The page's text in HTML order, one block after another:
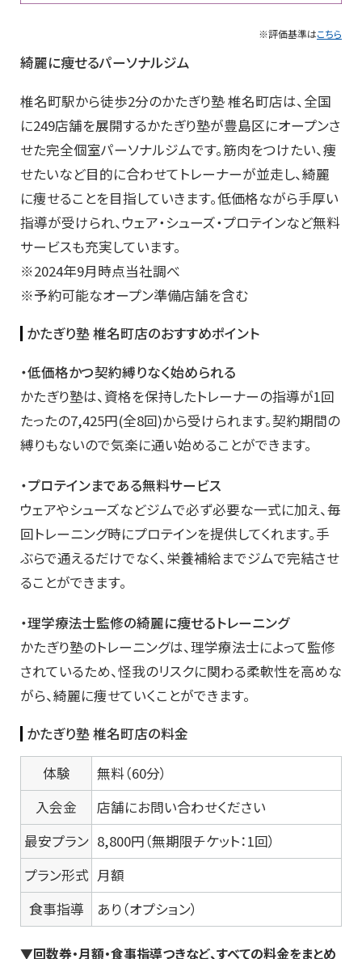
※評価基準はこちら
綺麗に痩せるパーソナルジム
椎名町駅から徒歩2分のかたぎり塾 椎名町店は、全国
に249店舗を展開するかたぎり塾が豊島区にオープンさ
せた完全個室パーソナルジムです。筋肉をつけたい、痩
せたいなど目的に合わせてトレーナーが並走し、綺麗
に痩せることを目指していきます。低価格ながら手厚い
指導が受けられ、ウェア・シューズ・プロテインなど無料
サービスも充実しています。
※2024年9月時点当社調べ
※予約可能なオープン準備店舗を含む
かたぎり塾 椎名町店のおすすめポイント
・低価格かつ契約縛りなく始められる
かたぎり塾は、資格を保持したトレーナーの指導が1回
たったの7,425円(全8回)から受けられます。契約期間の
縛りもないので気楽に通い始めることができます。
・プロテインまである無料サービス
ウェアやシューズなどジムで必ず必要な一式に加え、毎
回トレーニング時にプロテインを提供してくれます。手
ぶらで通えるだけでなく、栄養補給までジムで完結させ
ることができます。
・理学療法士監修の綺麗に痩せるトレーニング
かたぎり塾のトレーニングは、理学療法士によって監修
されているため、怪我のリスクに関わる柔軟性を高めな
がら、綺麗に痩せていくことができます。
かたぎり塾 椎名町店の料金
体験
無料（60分）
入会金
店舗にお問い合わせください
最安プラン 8,800円（無期限チケット：1回）
プラン形式 月額
食事指導
あり（オプション）
▼回数券・月額・食事指導つきなど、すべての料金をまとめ